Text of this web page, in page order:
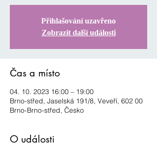
Přihlašování uzavřeno
Zobrazit další události
Čas a místo
04. 10. 2023 16:00 – 19:00
Brno-střed, Jaselská 191/8, Veveří, 602 00
Brno-Brno-střed, Česko
O události